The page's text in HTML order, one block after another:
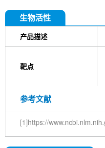
生物活性
产品描述
靶点
参考文献
[1]https://